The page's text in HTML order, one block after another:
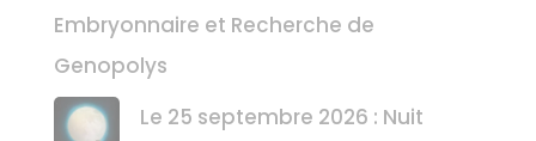
Embryonnaire et Recherche de
Genopolys
Le 25 septembre 2026 : Nuit